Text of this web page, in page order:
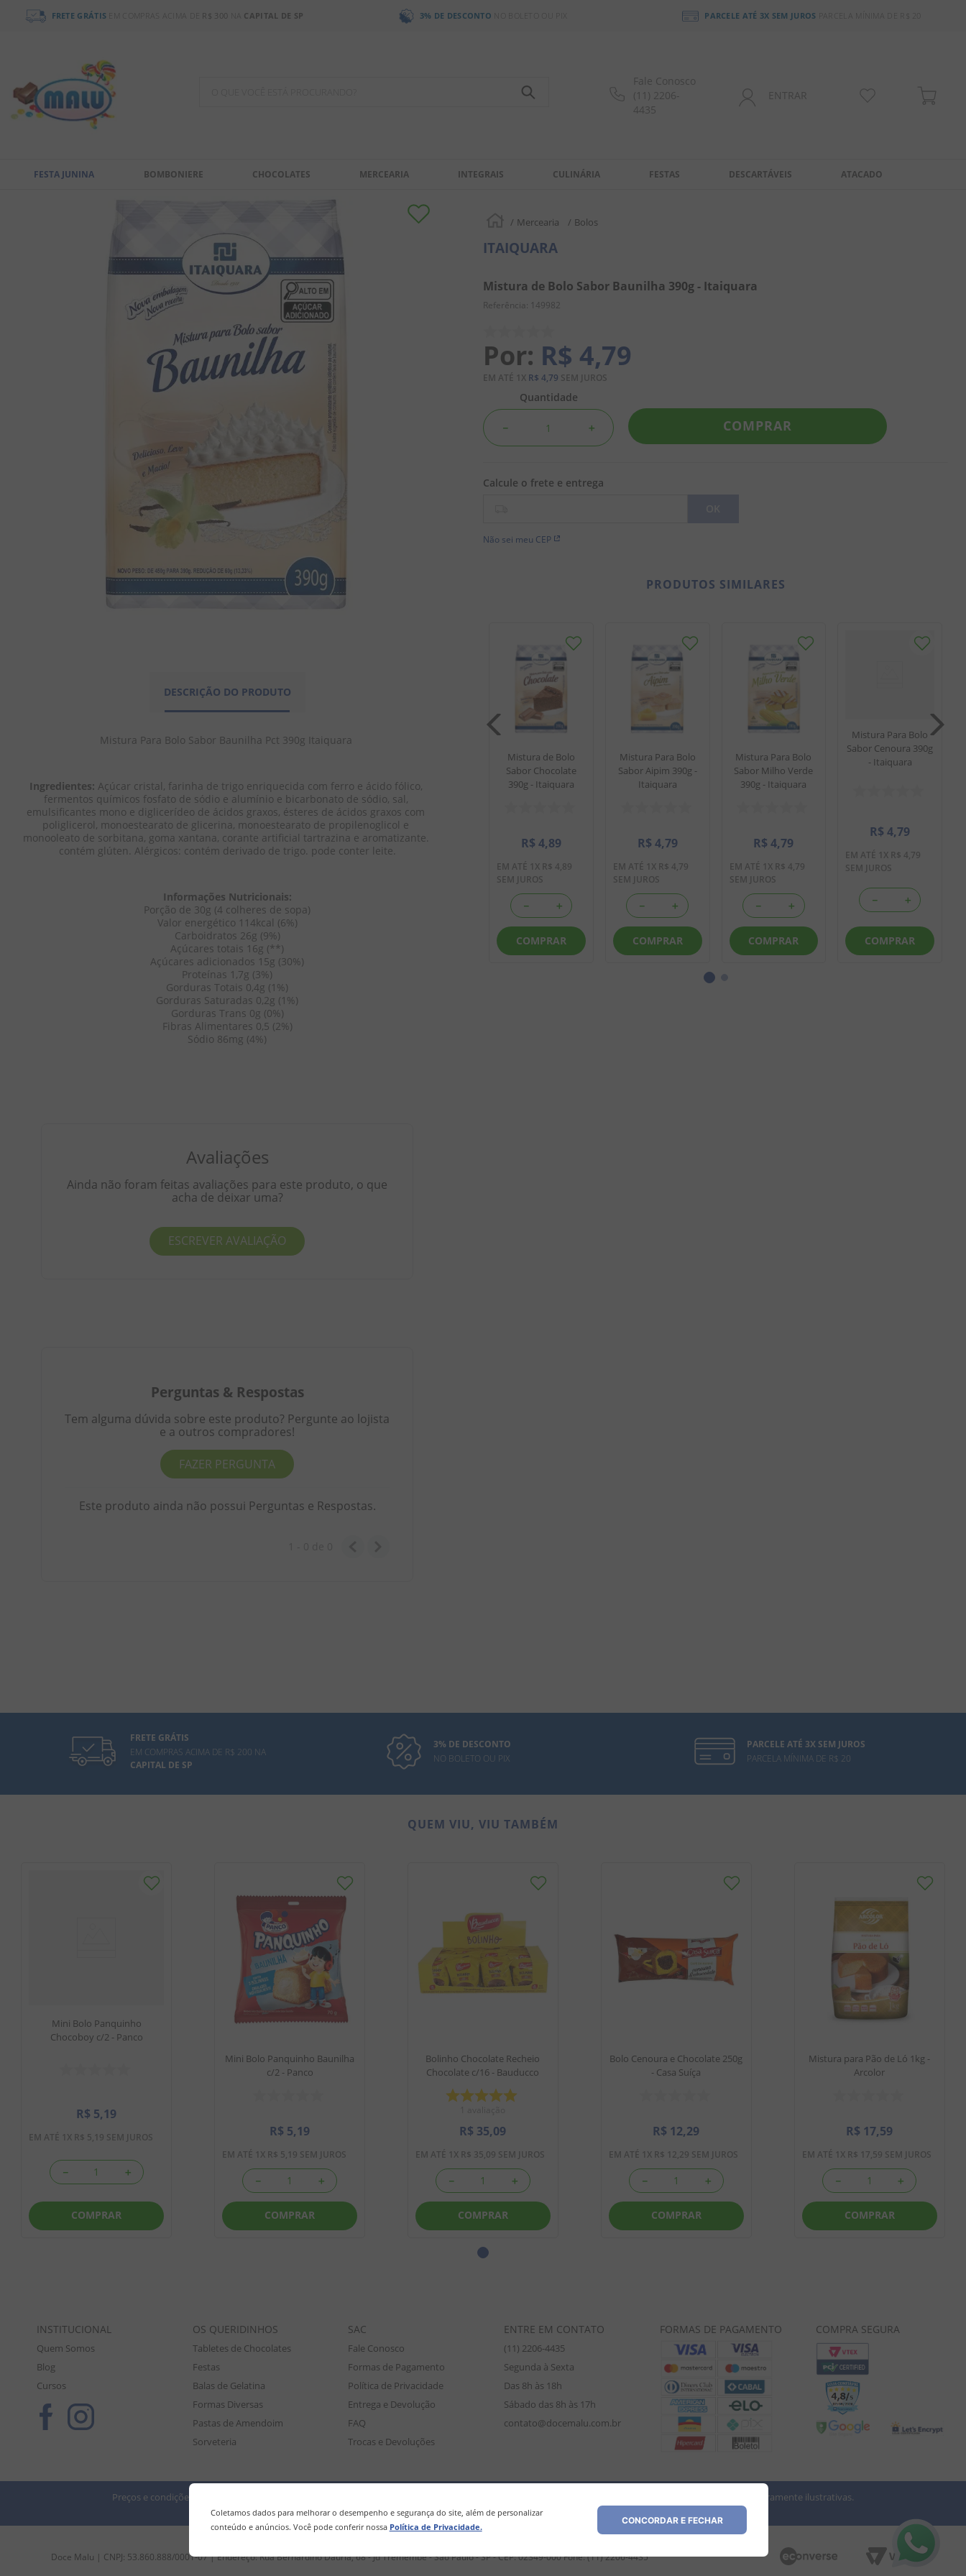
FRETE GRÁTIS EM COMPRAS ACIMA DE R$ 300 CAPITAL DE SP 3% DE DESCONTO PARCELE ATÉ 3X SEM JUROS PARCELA MÍNIMA DE R$ 20
Fale Conosco
(11) 2206-
4435
ENTRAR
FESTA JUNINA BOMBONIERE CHOCOLATES MERCEARIA INTEGRAIS CULINÁRIA FESTAS DESCARTÁVEIS ATACADO
Coletamos dados para melhorar o desempenho e segurança do site, além de personalizar
conteúdo e anúncios. Você pode conferir nossa Política de Privacidade.
CONCORDAR E FECHAR
DESCRIÇÃO DO PRODUTO
Mistura Para Bolo Sabor Baunilha Pct 390g Itaiquara
Ingredientes: Açúcar cristal, farinha de trigo enriquecida com ferro e ácido fólico,
fermentos químicos fosfato de sódio e alumínio e bicarbonato de sódio, sal,
emulsificantes mono e diglicerídeo de ácidos graxos, ésteres de ácidos graxos com
poliglicerol, monoestearato de glicerina, monoestearato de propilenoglicol e
monooleato de sorbitana, goma xantana, corante artificial tartrazina e aromatizante.
contém glúten. Alérgicos: contém derivado de trigo. pode conter leite.
Informações Nutricionais:
Porção de 30g (4 colheres de sopa)
Valor energético 114kcal (6%)
Carboidratos 26g (9%)
Açúcares totais 16g (**)
Açúcares adicionados 15g (30%)
Proteínas 1,7g (3%)
Gorduras Totais 0,4g (1%)
Gorduras Saturadas 0,2g (1%)
Gorduras Trans 0g (0%)
Fibras Alimentares 0,5 (2%)
Sódio 86mg (4%)
Avaliações
Ainda não foram feitas avaliações para este produto, o que
acha de deixar uma?
ESCREVER AVALIAÇÃO
Perguntas & Respostas
Tem alguma dúvida sobre este produto? Pergunte ao lojista
e a outros compradores!
FAZER PERGUNTA
Este produto ainda não possui Perguntas e Respostas.
Mercearia Bolos
ITAIQUARA
Mistura de Bolo Sabor Baunilha 390g - Itaiquara
Referência : 149982
R$ 4,79
EM ATÉ 1 X R$ 4,79 SEM JUROS
Quantidade
＋
－ COMPRAR
Não sei meu CEP
PRODUTOS SIMILARES
R$4,79
EM ATÉ1XR$ 4 79
SEM JUROS
Sabor Cenoura 390g
- Itaiquara
R$4,79
EM ATÉ1XR$4,79
SEM JUROS
COMPRAR
Sabor Coco 390g -
Itaiquara
R$ 4,79
EM ATÉ1XR$ 4 ,79
SEM JUROS
R$
EM ATÉ
SEM JUROS
Mistura de Bolo
Sabor Chocolate
390g - Itaiquara
R$ 4,89
EM ATÉ 1 X R$ 4,89
SEM JUROS
＋
－
COMPRAR
Mistura Para Bolo
Sabor Aipim 390g -
Itaiquara
R$ 4,79
EM ATÉ 1 X R$ 4,79
SEM JUROS
＋
－
COMPRAR
Mistura Para Bolo
Sabor Milho Verde
390g - Itaiquara
R$ 4,79
EM ATÉ 1 X R$ 4,79
SEM JUROS
＋
－
COMPRAR
Mistura Para Bolo
Sabor Cenoura 390g
- Itaiquara
R$ 4,79
EM ATÉ 1 X R$ 4,79
SEM JUROS
＋
－
COMPRAR
FRETE GRÁTIS
EM COMPRAS ACIMA DE R$ 200 NA
CAPITAL DE SP
3% DE DESCONTO
NO BOLETO OU PIX
PARCELE ATÉ 3X SEM JUROS
PARCELA MÍNIMA DE R$ 20
QUEM VIU, VIU TAMBÉM
Mini Bolo Panquinho
Chocoboy c/2 - Panco
R$ 5,19
EM ATÉ 1 X R$ 5,19 SEM JUROS
＋
－
COMPRAR
Mini Bolo Panquinho Baunilha
c/2 - Panco
R$ 5,19
EM ATÉ 1 X R$ 5,19 SEM JUROS
＋
－
COMPRAR
Bolinho Chocolate Recheio
Chocolate c/16 - Bauducco
R$ 35,09
EM ATÉ 1 X R$ 35,09 SEM JUROS
＋
－
COMPRAR
Bolo Cenoura e Chocolate 250g
- Casa Suíça
R$ 12,29
EM ATÉ 1 X R$ 12,29 SEM JUROS
＋
－
COMPRAR
Mistura para Pão de Ló 1kg -
Arcolor
R$ 17,59
EM ATÉ 1 X R$ 17,59 SEM JUROS
＋
－
COMPRAR
INSTITUCIONAL
Quem Somos
Blog
Cursos
OS QUERIDINHOS
Tabletes de Chocolates
Festas
Balas de Gelatina
Formas Diversas
Pastas de Amendoim
Sorveteria
SAC
Fale Conosco
Formas de Pagamento
Política de Privacidade
Entrega e Devolução
FAQ
Trocas e Devoluções
ENTRE EM CONTATO
(11) 2206-4435
Segunda à Sexta
Das 8h às 18h
Sábado das 8h às 17h
contato@docemalu.com.br
FORMAS DE PAGAMENTO COMPRA SEGURA
Preços e condições de pagamento válidos exclusivamente para compras efetuadas no site, podendo diferir da loja física. As imagens dos produtos são meramente ilustrativas.
Todos os preços e condições comerciais estão sujeitos a alteração sem aviso prévio.
Doce Malu | CNPJ: 53.860.888/0001-07 | Endereço: Rua Bernardino Dáuria, 68 - Jd Tremembé - São Paulo - SP - CEP: 02349-000 Fone: (11) 2206-4435
TERMOS MAIS BUSCADOS
2º
chiclete
salgadinho